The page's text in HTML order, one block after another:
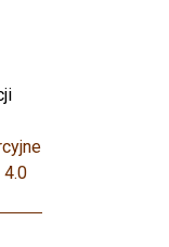
4.0